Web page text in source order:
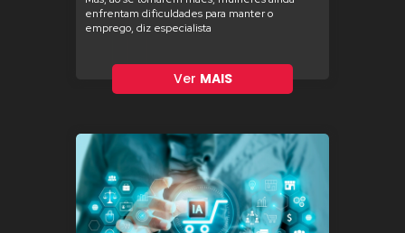
enfrentam dificuldades para manter o
emprego, diz especialista
Ver MAIS